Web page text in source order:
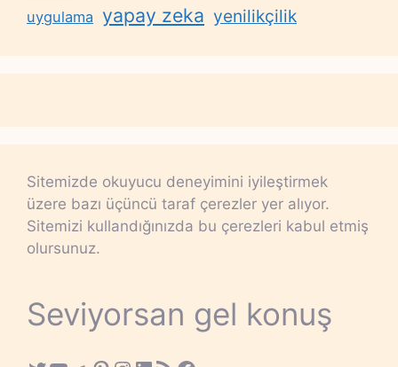
uygulama yapay zeka yenilikçilik
Sitemizde okuyucu deneyimini iyileştirmek
üzere bazı üçüncü taraf çerezler yer alıyor.
Sitemizi kullandığınızda bu çerezleri kabul etmiş
olursunuz.
Seviyorsan gel konuş